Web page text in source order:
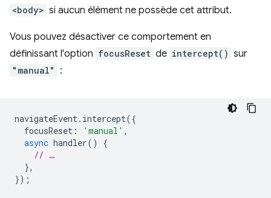
<body> si aucun élément ne possède cet attribut.
Vous pouvez désactiver ce comportement en
définissant l'option focusReset de intercept() sur
"manual" :
navigateEvent. intercept({
focusReset : 'manual' ,
async handler()
{
// …
},
});